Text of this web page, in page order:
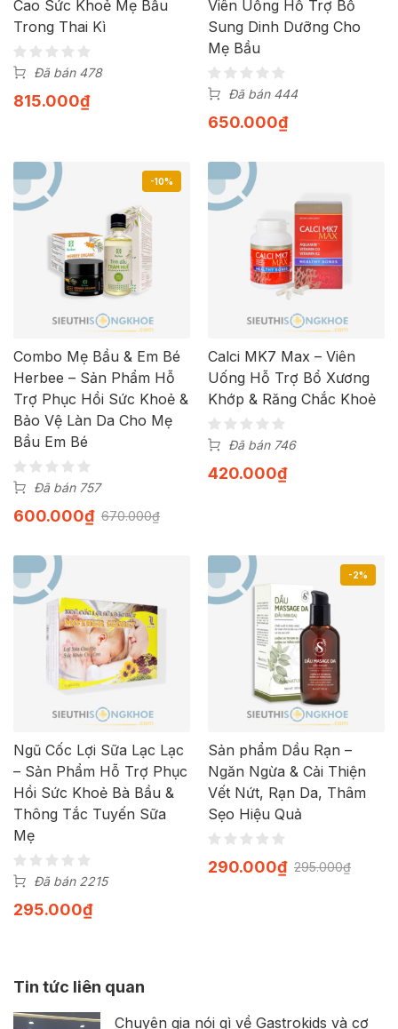
Cao Sức Khoẻ Mẹ Bầu
Trong Thai Kì
Đã bán 478
815.000₫
Viên Uống Hỗ Trợ Bổ
Sung Dinh Dưỡng Cho
Mẹ Bầu
Đã bán 444
650.000₫
-10%
Combo Mẹ Bầu & Em Bé
Herbee – Sản Phẩm Hỗ
Trợ Phục Hồi Sức Khoẻ &
Bảo Vệ Làn Da Cho Mẹ
Bầu Em Bé
Đã bán 757
670.000₫
600.000₫
Calci MK7 Max – Viên
Uống Hỗ Trợ Bổ Xương
Khớp & Răng Chắc Khoẻ
Đã bán 746
420.000₫
Ngũ Cốc Lợi Sữa Lạc Lạc
– Sản Phẩm Hỗ Trợ Phục
Hồi Sức Khoẻ Bà Bầu &
Thông Tắc Tuyến Sữa
Mẹ
Đã bán 2215
295.000₫
-2%
Sản phẩm Dầu Rạn –
Ngăn Ngừa & Cải Thiện
Vết Nứt, Rạn Da, Thâm
Sẹo Hiệu Quả
295.000₫
290.000₫
Tin tức liên quan
Chuyên gia nói gì về Gastrokids và cơ